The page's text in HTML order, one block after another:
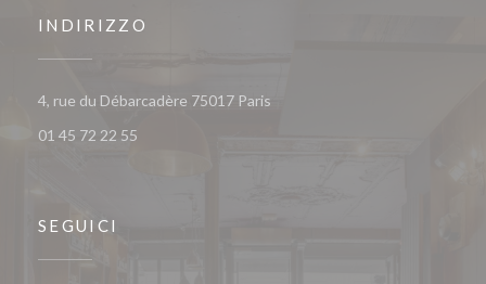
INDIRIZZO
4, rue du Débarcadère 75017 Paris
01 45 72 22 55
SEGUICI